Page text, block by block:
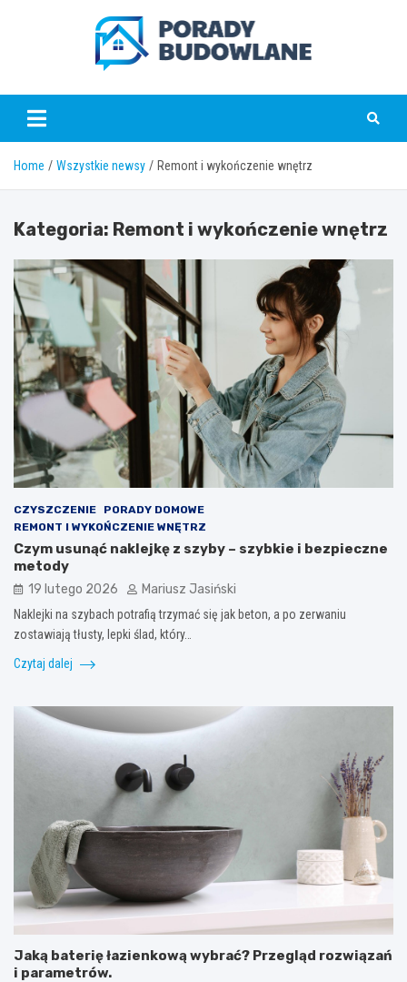
poradybudowlane.pl
Home Wszystkie newsy Remont i wykończenie wnętrz
Kategoria: Remont i wykończenie wnętrz
CZYSZCZENIE
PORADY DOMOWE
REMONT I WYKOŃCZENIE WNĘTRZ
Czym usunąć naklejkę z szyby – szybkie i bezpieczne
metody
19 lutego 2026 Mariusz Jasiński
Naklejki na szybach potrafią trzymać się jak beton, a po zerwaniu
zostawiają tłusty, lepki ślad, który…
Czytaj dalej
Jaką baterię łazienkową wybrać? Przegląd rozwiązań
i parametrów.